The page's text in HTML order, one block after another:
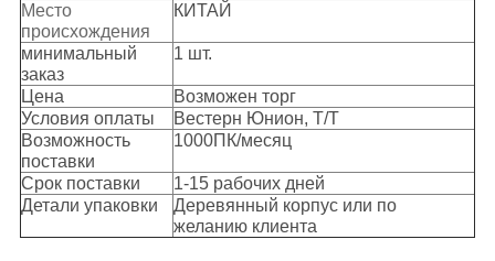
Место
происхождения
КИТАЙ
минимальный
заказ
1 шт.
Цена
Возможен торг
Условия оплаты
Вестерн Юнион, Т/Т
Возможность
поставки
1000ПК/месяц
Срок поставки
1-15 рабочих дней
Детали упаковки
Деревянный корпус или по
желанию клиента